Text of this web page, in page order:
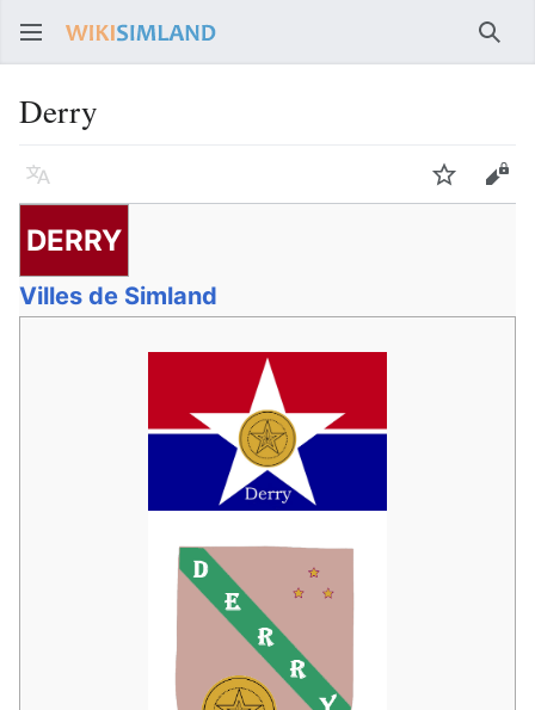
Derry
Langue Suivre
DERRY
Villes de Simland